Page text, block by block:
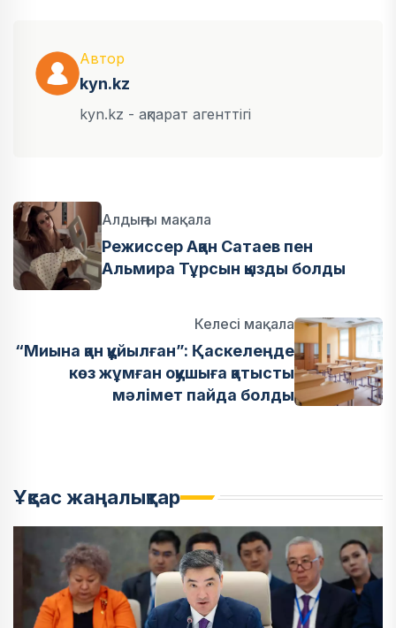
Автор
kyn.kz
kyn.kz - ақпарат агенттігі
Алдыңғы мақала
Режиссер Ақан Сатаев пен
Альмира Тұрсын қызды болды
Келесі мақала
“Миына қан құйылған”: Қаскелеңде
көз жұмған оқушыға қатысты
мәлімет пайда болды
Ұқсас жаңалықтар